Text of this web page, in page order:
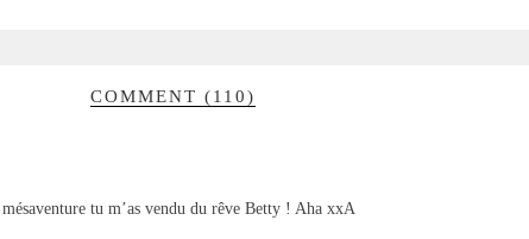
COMMENT (110)
tu m’as vendu du rêve Betty ! Aha xxA